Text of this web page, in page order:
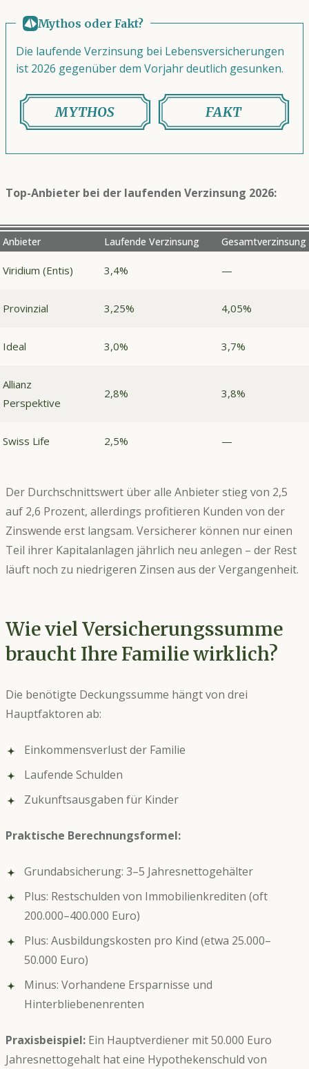
Mythos oder Fakt?
Die laufende Verzinsung bei Lebensversicherungen
ist 2026 gegenüber dem Vorjahr deutlich gesunken.
MYTHOS FAKT
Top-Anbieter bei der laufenden Verzinsung 2026:
Anbieter Laufende Verzinsung Gesamtverzinsung
Viridium (Entis) 3,4% —
Provinzial 3,25% 4,05%
Ideal 3,0% 3,7%
Allianz
Perspektive
2,8% 3,8%
Swiss Life 2,5% —
Der Durchschnittswert über alle Anbieter stieg von 2,5
auf 2,6 Prozent, allerdings profitieren Kunden von der
Zinswende erst langsam. Versicherer können nur einen
Teil ihrer Kapitalanlagen jährlich neu anlegen – der Rest
läuft noch zu niedrigeren Zinsen aus der Vergangenheit.
Wie viel Versicherungssumme
braucht Ihre Familie wirklich?
Die benötigte Deckungssumme hängt von drei
Hauptfaktoren ab:
Einkommensverlust der Familie
Laufende Schulden
Zukunftsausgaben für Kinder
Praktische Berechnungsformel:
Grundabsicherung: 3–5 Jahresnettogehälter
Plus: Restschulden von Immobilienkrediten (oft
200.000–400.000 Euro)
Plus: Ausbildungskosten pro Kind (etwa 25.000–
50.000 Euro)
Minus: Vorhandene Ersparnisse und
Hinterbliebenenrenten
Praxisbeispiel: Ein Hauptverdiener mit 50.000 Euro
Jahresnettogehalt hat eine Hypothekenschuld von